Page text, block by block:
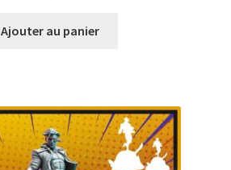
Ajouter au panier